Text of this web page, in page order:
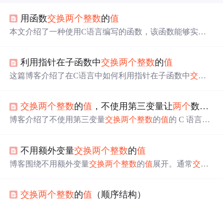
用函数交换两个整数的值
本文介绍了一种使用C语言编写的函数，该函数能够实现
变量，增强了代码的健壮性和可读性。
利用指针在子函数中交换两个整数的值
这篇博客介绍了在C语言中如何利用指针在子函数中交换
及正确交换值的方法，阐述了指针在函数间传递和修改变
量值的关键作用。
交换两个整数的值 ，不使用第三变量让两个数交换
博客介绍了不使用第三变量交换两个整数的值的 C 语言代
算，优点是节省内存、执行速度快，缺点是代码可读性较
差。
不用额外变量交换两个整数的值
博客围绕不用额外变量交换两个整数的值展开。通常交换
过加、减操作，围绕数轴上两点距离计算，虽多计算过
交换两个整数的值 （顺序结构）